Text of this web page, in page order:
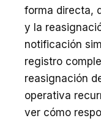
forma directa,
y la
notificación
registro
reasignación
operativa
ver cómo